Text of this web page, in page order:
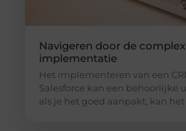
Navigeren door de
implementatie
Het implementeren van een
Salesforce kan een behoorlijke
als je het goed aanpakt, kan het